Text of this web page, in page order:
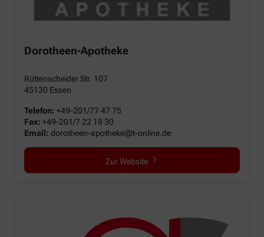
Dorotheen-Apotheke
Rüttenscheider Str. 107
45130 Essen
Telefon: +49-201/77 47 75
Fax: +49-201/7 22 18 30
Email: dorotheen-apotheke@t-online.de
Zur Website